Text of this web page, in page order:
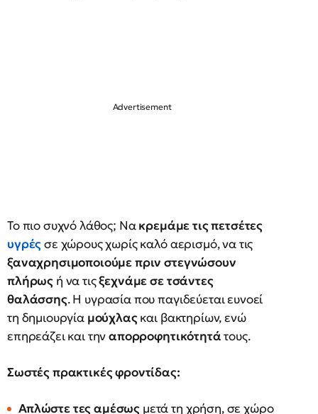
Το πιο συχνό λάθος; Νακρεμάμε τις πετσέτες
υγρέςσε χώρους χωρίς καλό αερισμό, να τις
ξαναχρησιμοποιούμε πριν στεγνώσουν
πλήρως ή να τιςξεχνάμε σε τσάντες
θαλάσσης. Η υγρασία που παγιδεύεται ευνοεί
τη δημιουργία μούχλαςκαι βακτηρίων, ενώ
επηρεάζει και τηναπορροφητικότητάτους.
Σωστές πρακτικές φροντίδας:
Απλώστε τες αμέσως μετά τη χρήση, σε χώρο